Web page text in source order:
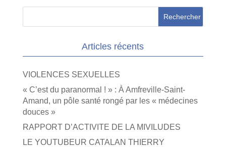
Articles récents
VIOLENCES SEXUELLES
« C’est du paranormal ! » : À Amfreville-Saint-
Amand, un pôle santé rongé par les « médecines
douces »
RAPPORT D’ACTIVITE DE LA MIVILUDES
LE YOUTUBEUR CATALAN THIERRY